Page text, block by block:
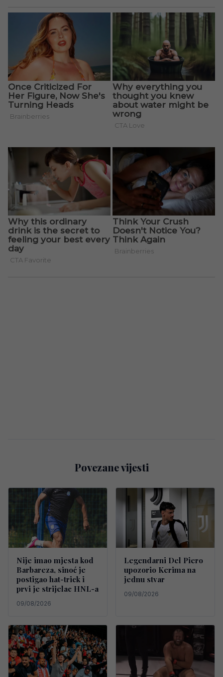
Povezane vijesti
Nije imao mjesta kod
Barbareza, sinoć je
postigao hat-trick i
prvi je strijelac HNL-a
09/08/2026
Legendarni Del Piero
upozorio Kerima na
jednu stvar
09/08/2026